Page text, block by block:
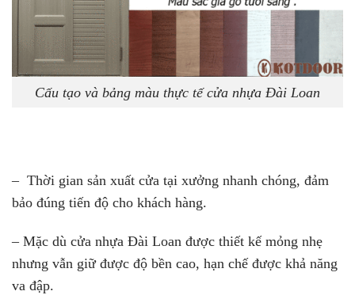
Cấu tạo và bảng màu thực tế cửa nhựa Đài Loan
– Thời gian sản xuất cửa tại xưởng nhanh chóng, đảm
bảo đúng tiến độ cho khách hàng.
– Mặc dù cửa nhựa Đài Loan được thiết kế mỏng nhẹ
nhưng vẫn giữ được độ bền cao, hạn chế được khả năng
va đập.